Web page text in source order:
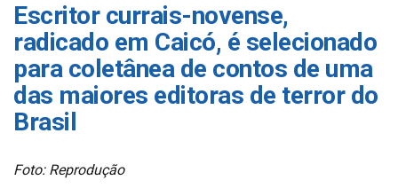
Escritor currais-novense,
radicado em Caicó, é selecionado
para coletânea de contos de uma
das maiores editoras de terror do
Brasil
Foto: Reprodução